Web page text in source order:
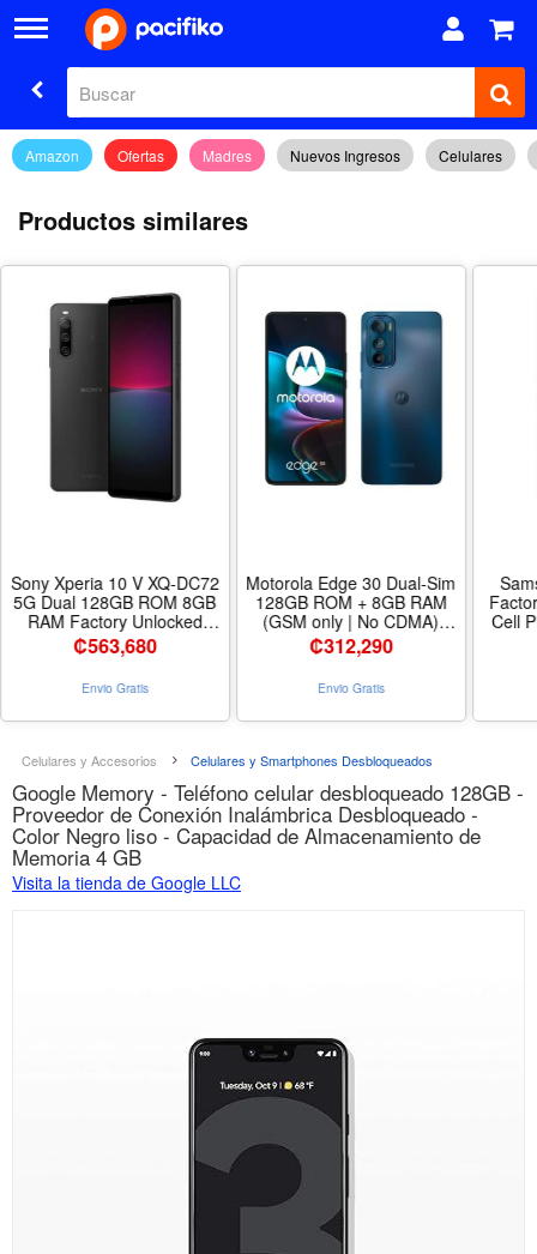
Amazon Ofertas Madres Nuevos Ingresos Celulares
Productos similares
Sony Xperia 10 V XQ-DC72
5G Dual 128GB ROM 8GB
RAM Factory Unlocked
(GSM Only | No CDMA - not
Compatible with
Verizon/Sprint) NGP
Wireless Charger Included,
Global Mobile Cell Phone -
₡563,680
Envio Gratis
Motorola Edge 30 Dual-Sim
128GB ROM + 8GB RAM
(GSM only | No CDMA)
Factory Unlocked 5G
Smartphone (Meteor Grey)
- International Version
₡312,290
Envio Gratis
Cell
Celulares y Accesorios Celulares y Smartphones Desbloqueados
Google Memory - Teléfono celular desbloqueado 128GB -
Proveedor de Conexión Inalámbrica Desbloqueado -
Color Negro liso - Capacidad de Almacenamiento de
Memoria 4 GB
Visita la tienda de Google LLC